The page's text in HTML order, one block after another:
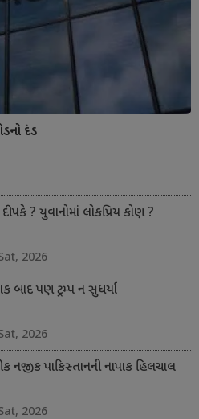
દંડ
? યુવાનોમાં લોકપ્રિય કોણ ?
2026
બાદ પણ ટ્રમ્પ ન સુધર્યા
2026
નજીક પાકિસ્તાનની નાપાક હિલચાલ
2026